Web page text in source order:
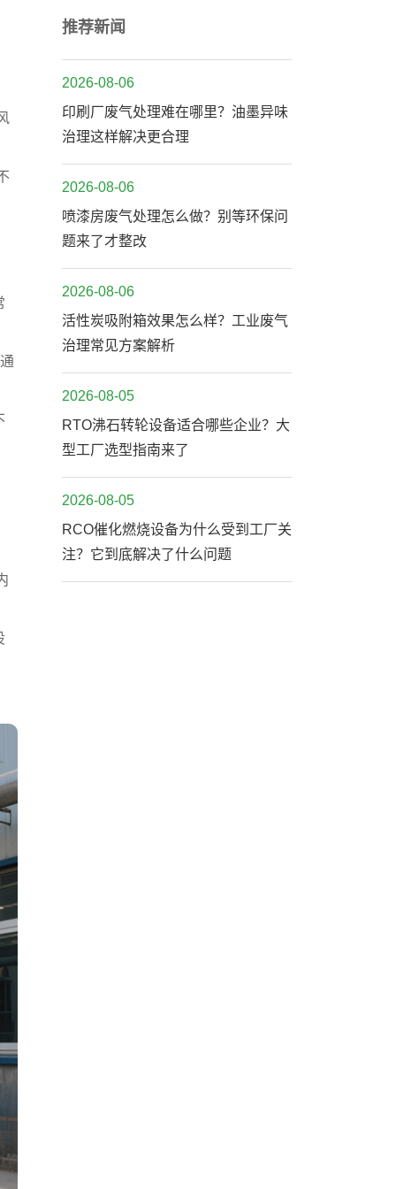
推荐新闻
2026-08-06
印刷厂废气处理难在哪里？油墨异味
治理这样解决更合理
2026-08-06
喷漆房废气处理怎么做？别等环保问
题来了才整改
2026-08-06
活性炭吸附箱效果怎么样？工业废气
治理常见方案解析
2026-08-05
RTO沸石转轮设备适合哪些企业？大
型工厂选型指南来了
2026-08-05
RCO催化燃烧设备为什么受到工厂关
注？它到底解决了什么问题